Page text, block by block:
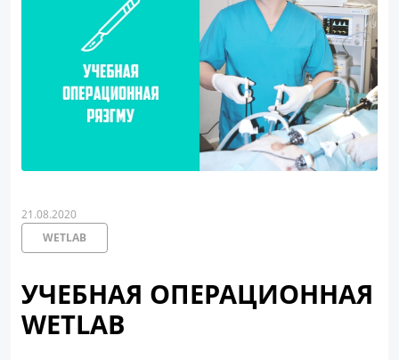
21.08.2020
WETLAB
УЧЕБНАЯ ОПЕРАЦИОННАЯ
WETLAB